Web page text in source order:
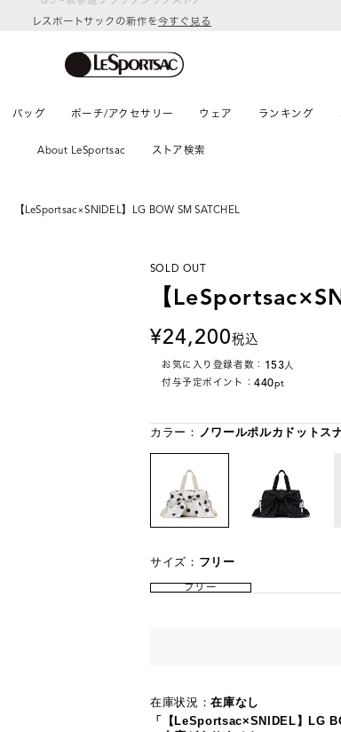
レスポートサックの新作を 今すぐ見る
バッグ ポーチ/アクセサリー ウェア ランキング
About LeSportsac ストア検索
【LeSportsac×SNIDEL】LG BOW SM SATCHEL
SOLD OUT
【
24,200税込
お気に入り登録者数： 153人
付与予定ポイント：440pt
カラー： ノワールポルカドットス
サイズ： フリー
フリー
在庫状況：在庫なし
「【LeSportsac×SNIDEL】LG